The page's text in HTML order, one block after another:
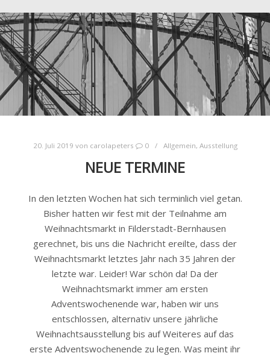
20. Juli 2019 von carolapeters 0 Allgemein, Ausstellung
NEUE TERMINE
In den letzten Wochen hat sich terminlich viel getan.
Bisher hatten wir fest mit der Teilnahme am
Weihnachtsmarkt in Filderstadt-Bernhausen
gerechnet, bis uns die Nachricht ereilte, dass der
Weihnachtsmarkt letztes Jahr nach 35 Jahren der
letzte war. Leider! War schön da! Da der
Weihnachtsmarkt immer am ersten
Adventswochenende war, haben wir uns
entschlossen, alternativ unsere jährliche
Weihnachtsausstellung bis auf Weiteres auf das
erste Adventswochenende zu legen. Was meint ihr